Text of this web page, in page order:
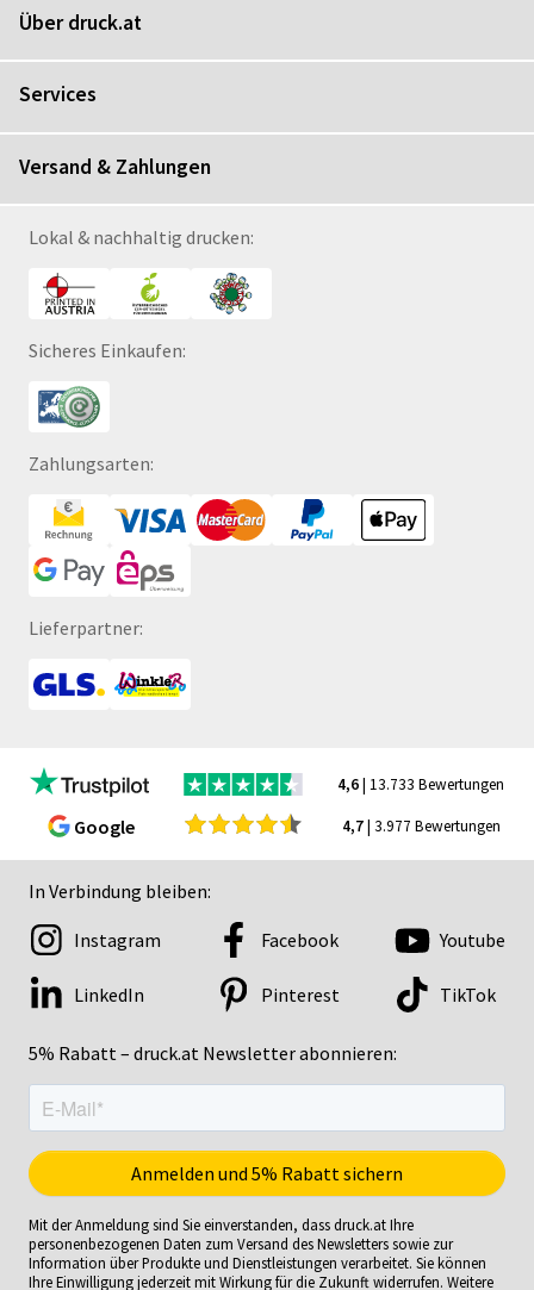
Über druck.at
Services
Versand & Zahlungen
Lokal & nachhaltig drucken:
Sicheres Einkaufen:
Zahlungsarten:
Lieferpartner:
4,6| 13.733 Bewertungen
Google 4,7| 3.977 Bewertungen
In Verbindung bleiben:
5% Rabatt – druck.at Newsletter abonnieren:
Instagram Facebook Youtube
LinkedIn Pinterest TikTok
Mit der Anmeldung sind Sie einverstanden, dass druck.at Ihre
personenbezogenen Daten zum Versand des Newsletters sowie zur
Information über Produkte und Dienstleistungen verarbeitet. Sie können
Ihre Einwilligung jederzeit mit Wirkung für die Zukunft widerrufen. Weitere